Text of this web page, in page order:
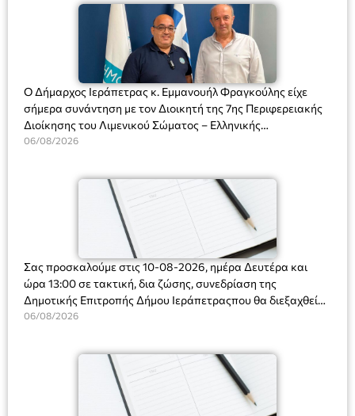
Ο Δήμαρχος Ιεράπετρας κ. Εμμανουήλ Φραγκούλης είχε
σήμερα συνάντηση με τον Διοικητή της 7ης Περιφερειακής
Διοίκησης του Λιμενικού Σώματος – Ελληνικής
Ακτοφυλακής (Λ.Σ.-ΕΛ.ΑΚΤ.), Αρχιπλοίαρχο Λ.Σ. κ. Ιωάννη
06/08/2026
Σας προσκαλούμε στις 10-08-2026, ημέρα Δευτέρα και
ώρα 13:00 σε τακτική, δια ζώσης, συνεδρίαση της
Δημοτικής Επιτροπής Δήμου Ιεράπετραςπου θα διεξαχθεί
στο Δημοτικό Κατάστημα, Δημοκρατίας 31 στην αίθουσα
και λήψη αποφάσεων στα παρακάτω θέματα:
06/08/2026